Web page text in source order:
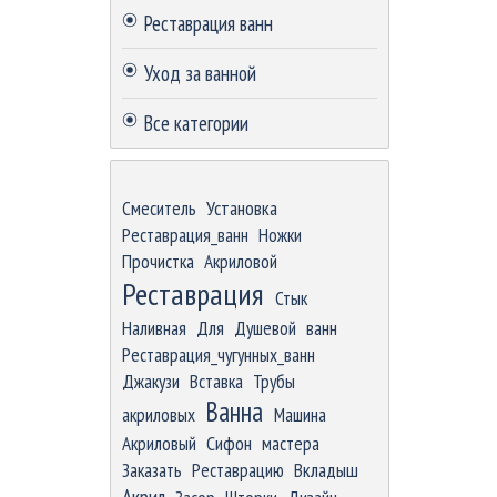
Реставрация ванн
Уход за ванной
Все категории
Смеситель Установка
Реставрация_ванн Ножки
Прочистка Акриловой
Реставрация Стык
Наливная Для Душевой ванн
Реставрация_чугунных_ванн
Джакузи Вставка Трубы
акриловых Ванна Машина
Акриловый Сифон мастера
Заказать Реставрацию Вкладыш